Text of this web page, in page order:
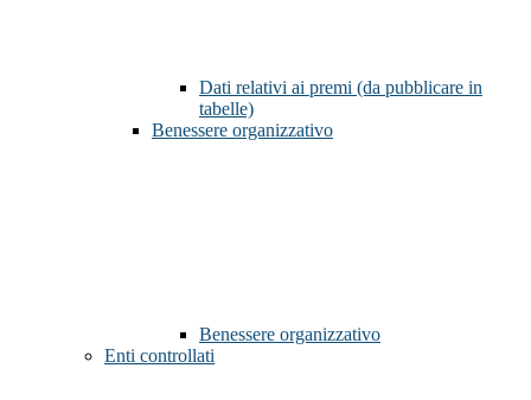
Dati relativi ai premi (da pubblicare in
tabelle)
Benessere organizzativo
Benessere organizzativo
Enti controllati